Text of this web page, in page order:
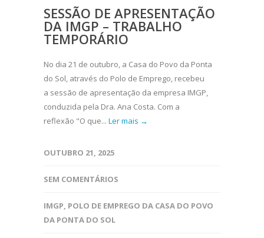
SESSÃO DE APRESENTAÇÃO
DA IMGP – TRABALHO
TEMPORÁRIO
No dia 21 de outubro, a Casa do Povo da Ponta
do Sol, através do Polo de Emprego, recebeu
a sessão de apresentação da empresa IMGP,
conduzida pela Dra. Ana Costa. Com a
reflexão "O que... Ler mais →
OUTUBRO 21, 2025
SEM COMENTÁRIOS
IMGP, POLO DE EMPREGO DA CASA DO POVO
DA PONTA DO SOL